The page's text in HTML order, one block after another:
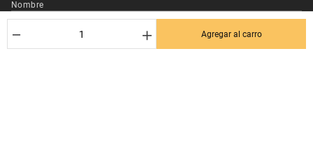
＋
－ Agregar al carro
Nombre